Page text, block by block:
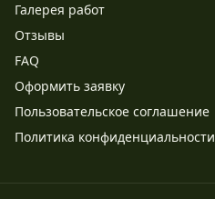
Галерея работ
Отзывы
FAQ
Оформить заявку
Пользовательское соглашение
Политика конфиденциальности